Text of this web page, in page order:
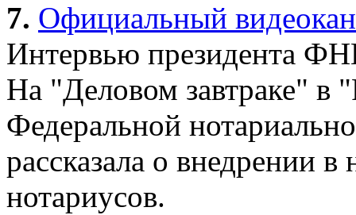
7. Официальный
Интервью президента
На "Деловом завтраке" в
Федеральной
рассказала о внедрении
нотариусов.